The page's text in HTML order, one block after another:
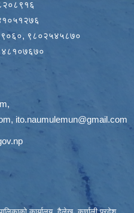
९८०२५४५८७०
,
, ito.naumulemun@gmail.com